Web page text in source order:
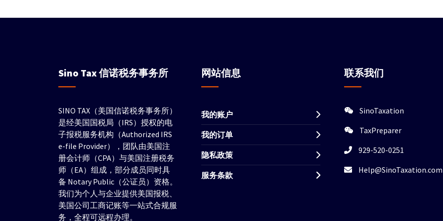
Sino Tax信诺税务事务所
SINO TAX（美国信诺税务事务所）
是经美国国税局（IRS）授权的电
子报税服务机构（Authorized IRS
e-file Provider），团队由美国注
册会计师（CPA）与美国注册税务
师（EA）组成，部分成员同时具
备 Notary Public（公证员）资格。
我们为个人与企业提供美国报税、
美国公司工商记账等一站式合规服
务，全程可远程办理。
网站信息
我的账户
我的订单
隐私政策
服务条款
联系我们
SinoTaxation
TaxPreparer
929-520-0251
Help@SinoTaxation.com